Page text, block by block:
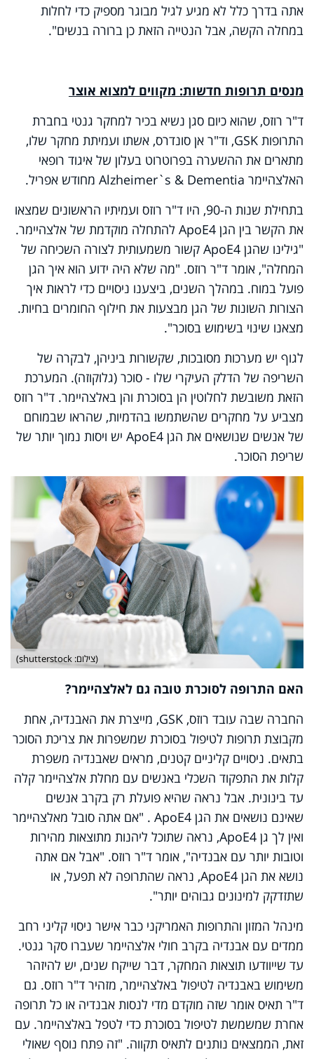
אתה בדרך כלל לא מגיע לגיל מבוגר מספיק כדי לחלות
במחלה הקשה, אבל הנטייה הזאת כן ברורה בנשים".
מנסים תרופות חדשות: מקווים למצוא אוצר
ד"ר רוזס, שהוא כיום סגן נשיא בכיר למחקר גנטי בחברת
התרופות GSK, וד"ר אן סונדרס, אשתו ועמיתת מחקר שלו,
מתארים את ההשערה בפרוטרוט בעלון של איגוד רופאי
האלצהיימר Alzheimer`s & Dementia מחודש אפריל.
בתחילת שנות ה-90, היו ד"ר רוזס ועמיתיו הראשונים שמצאו
את הקשר בין הגן ApoE4 להתחלה מוקדמת של אלצהיימר.
"גילינו שהגן ApoE4 קשור משמעותית לצורה השכיחה של
המחלה", אומר ד"ר רוזס. "מה שלא היה ידוע הוא איך הגן
פועל במוח. במהלך השנים, ביצענו ניסויים כדי לראות איך
הצורות השונות של הגן מבצעות את חילוף החומרים בחיות.
מצאנו שינוי בשימוש בסוכר".
לגוף יש מערכות מסובכות, שקשורות ביניהן, לבקרה של
השריפה של הדלק העיקרי שלו - סוכר (גלוקוזה). המערכת
הזאת משובשת לחלוטין הן בסוכרת והן באלצהיימר. ד"ר רוזס
מצביע על מחקרים שהשתמשו בהדמיות, שהראו שבמוחם
של אנשים שנושאים את הגן ApoE4 יש ויסות נמוך יותר של
שריפת הסוכר.
(צילום: shutterstock)
האם התרופה לסוכרת טובה גם לאלצהיימר?
החברה שבה עובד רוזס, GSK, מייצרת את האבנדיה, אחת
מקבוצת תרופות לטיפול בסוכרת שמשפרות את צריכת הסוכר
בתאים. ניסויים קליניים קטנים, מראים שאבנדיה משפרת
קלות את התפקוד השכלי באנשים עם מחלת אלצהיימר קלה
עד בינונית. אבל נראה שהיא פועלת רק בקרב אנשים
שאינם נושאים את הגן ApoE4 . "אם אתה סובל מאלצהיימר
ואין לך גן ApoE4, נראה שתוכל ליהנות מתוצאות מהירות
וטובות יותר עם אבנדיה", אומר ד"ר רוזס. "אבל אם אתה
נושא את הגן ApoE4, נראה שהתרופה לא תפעל, או
שתזדקק למינונים גבוהים יותר".
מינהל המזון והתרופות האמריקני כבר אישר ניסוי קליני רחב
ממדים עם אבנדיה בקרב חולי אלצהיימר שעברו סקר גנטי.
עד שייוודעו תוצאות המחקר, דבר שייקח שנים, יש להיזהר
משימוש באבנדיה לטיפול באלצהיימר, מזהיר ד"ר רוזס. גם
ד"ר תאיס אומר שזה מוקדם מדי לנסות אבנדיה או כל תרופה
אחרת שמשמשת לטיפול בסוכרת כדי לטפל באלצהיימר. עם
זאת, הממצאים נותנים לתאיס תקווה. "זה פתח נוסף שאולי